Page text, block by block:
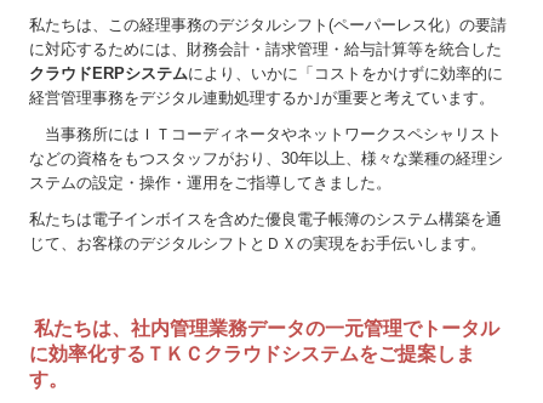
お問合せﾒｰﾙ
私たちは、この経理事務のデジタルシフト(ペーパーレス化）の要請
に対応するためには、財務会計・請求管理・給与計算等を統合した
クラウドERPシステムにより、いかに「コストをかけずに効率的に
経営管理事務をデジタル連動処理するか｣が重要と考えています。
当事務所にはＩＴコーディネータやネットワークスペシャリスト
などの資格をもつスタッフがおり、30年以上、様々な業種の経理シ
ステムの設定・操作・運用をご指導してきました。
私たちは電子インボイスを含めた優良電子帳簿のシステム構築を通
じて、お客様のデジタルシフトとＤＸの実現をお手伝いします。
私たちは、社内管理業務データの一元管理でトータル
に効率化するＴＫＣクラウドシステムをご提案しま
す。